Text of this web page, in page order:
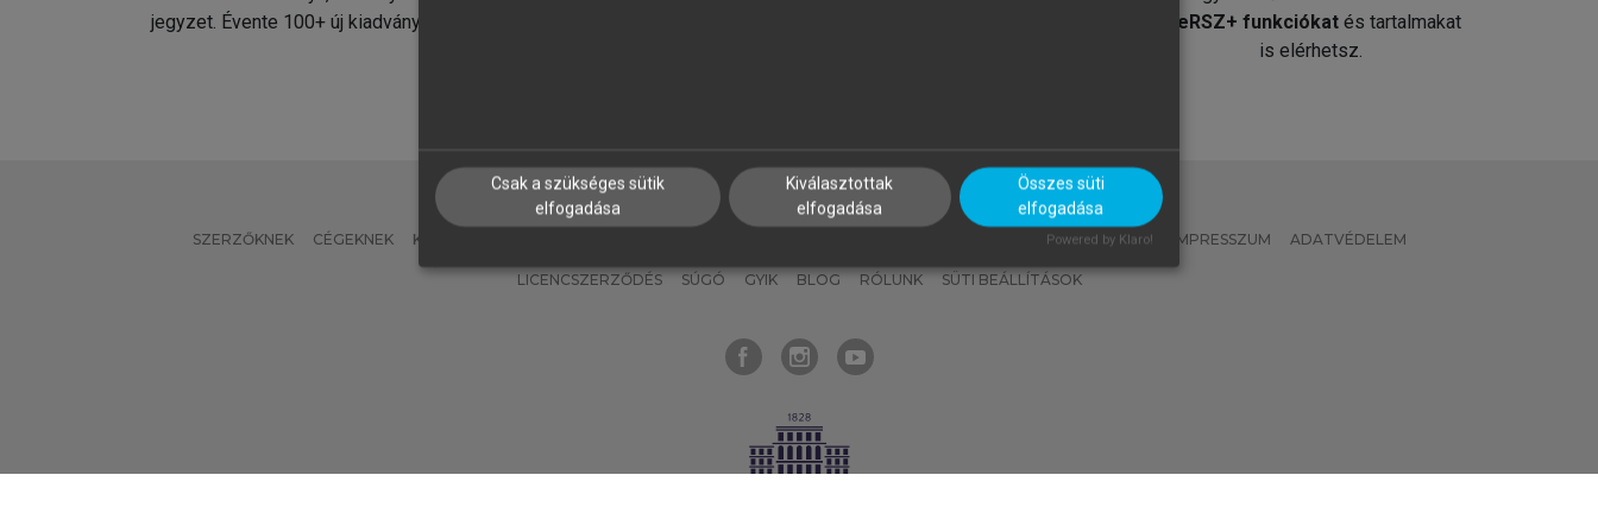
jegyzet. Évente 100+ új kiadvány.
MeRSZ+ funkciókat és tartalmakat
is elérhetsz.
SZERZŐKNEK CÉGEKNEK KÖNYVTÁROSOKNAK MI – ÁLTALÁNOS IRÁNYELVEK IMPRESSZUM ADATVÉDELEM
LICENCSZERZŐDÉS SÚGÓ GYIK BLOG RÓLUNK SÜTI BEÁLLÍTÁSOK
Csak a szükséges sütik
elfogadása
Kiválasztottak
elfogadása
Összes süti
elfogadása
Powered by Klaro!